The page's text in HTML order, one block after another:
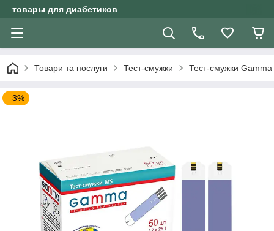
товары для диабетиков
Товари та послуги Тест-смужки Тест-смужки
–3%